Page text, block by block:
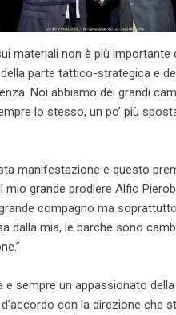
materiali non è più
parte tattico-strategica e
Noi abbiamo dei grandi
lo stesso, un po’ più
manifestazione e questo
grande prodiere Alfio
compagno ma
dalla mia, le barche sono
e sempre un appassionato
con la direzione che